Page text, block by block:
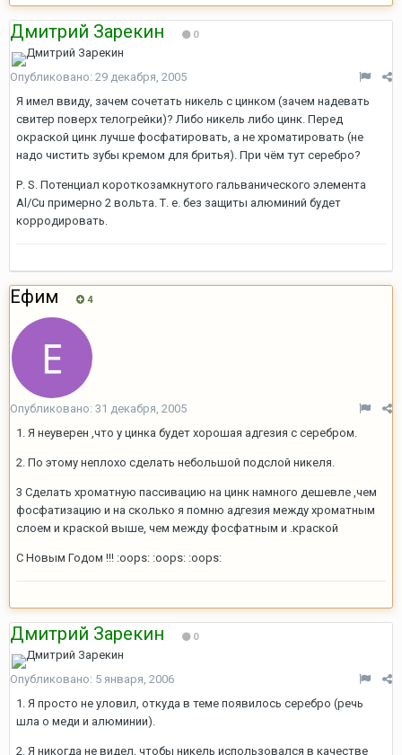
Дмитрий Зарекин 0
Опубликовано: 29 декабря, 2005
Я имел ввиду, зачем сочетать никель с цинком (зачем надевать
свитер поверх телогрейки)? Либо никель либо цинк. Перед
окраской цинк лучше фосфатировать, а не хроматировать (не
надо чистить зубы кремом для бритья). При чём тут серебро?
Р. S. Потенциал короткозамкнутого гальванического элемента
Al/Cu примерно 2 вольта. Т. е. без защиты алюминий будет
корродировать.
Ефим 4
Опубликовано: 31 декабря, 2005
1. Я неуверен ,что у цинка будет хорошая адгезия с серебром.
2. По этому неплохо сделать небольшой подслой никеля.
3 Сделать хроматную пассивацию на цинк намного дешевле ,чем
фосфатизацию и на сколько я помню адгезия между хроматным
слоем и краской выше, чем между фосфатным и .краской
С Новым Годом !!! :oops: :oops: :oops:
Дмитрий Зарекин 0
Опубликовано: 5 января, 2006
1. Я просто не уловил, откуда в теме появилось серебро (речь
шла о меди и алюминии).
2. Я никогда не видел, чтобы никель использовался в качестве